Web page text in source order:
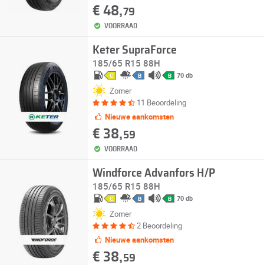
€ 48,79
VOORRAAD
Keter SupraForce
185/65 R15 88H
C B B 70 db
Zomer
11 Beoordeling
Nieuwe aankomsten
€ 38,59
VOORRAAD
Windforce Advanfors H/P
185/65 R15 88H
C B B 70 db
Zomer
2 Beoordeling
Nieuwe aankomsten
€ 38,59